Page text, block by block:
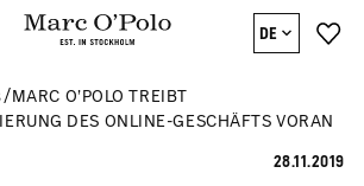
DE
MARC O’POLO TREIBT
DES ONLINE-GESCHÄFTS VORAN
28.11.2019